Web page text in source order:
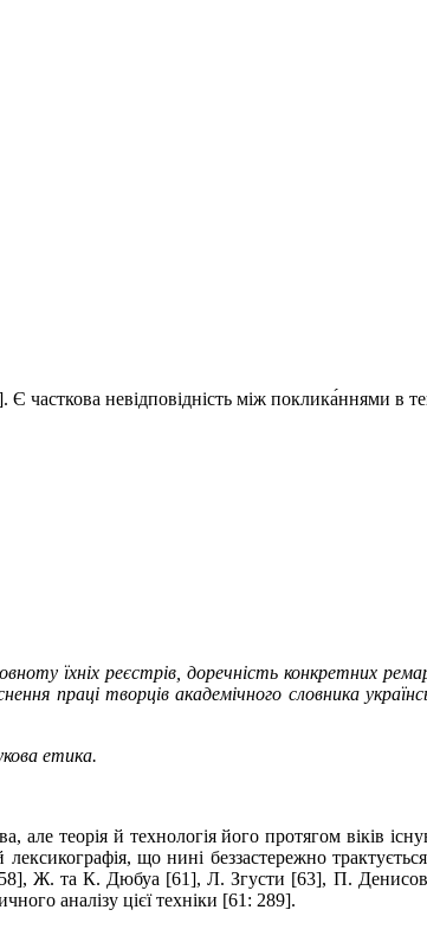
невідповідність між поклика́ннями в
їхніх реєстрів, доречність конкретних
праці творців академічного словника
етика.
теорія й технологія його протягом віків
що нині беззастережно
Ж. та К. Дюбуа [61], Л. Згусти [63], П.
аналізу цієї техніки [61: 289].